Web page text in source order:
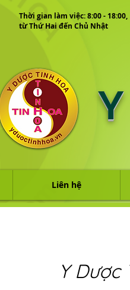
Thời gian làm việc: 8:00 - 18:00,
từ Thứ Hai đến Chủ Nhật
Liên hệ
Y